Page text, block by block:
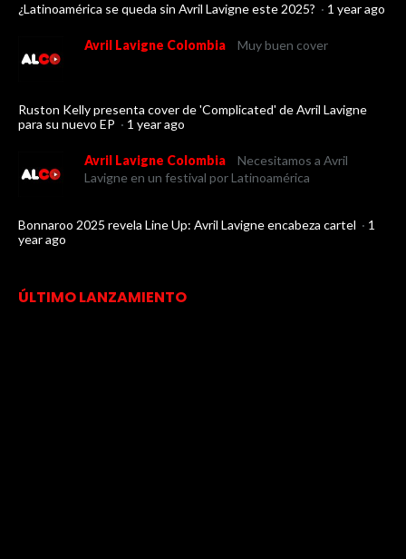
¿Latinoamérica se queda sin Avril Lavigne este 2025? · 1 year ago
Avril Lavigne Colombia Muy buen cover
Ruston Kelly presenta cover de 'Complicated' de Avril Lavigne
para su nuevo EP · 1 year ago
Avril Lavigne Colombia
Necesitamos a Avril
Lavigne en un festival por Latinoamérica
Bonnaroo 2025 revela Line Up: Avril Lavigne encabeza cartel · 1
year ago
ÚLTIMO LANZAMIENTO